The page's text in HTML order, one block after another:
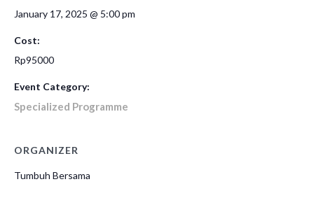
January 17, 2025 @ 5:00 pm
Cost:
Rp95000
Event Category:
Specialized Programme
ORGANIZER
Tumbuh Bersama